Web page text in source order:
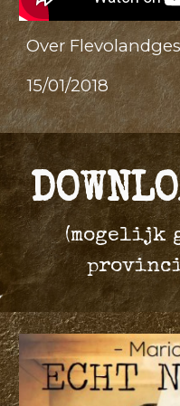
Over
15/01/2018
(mogelijk